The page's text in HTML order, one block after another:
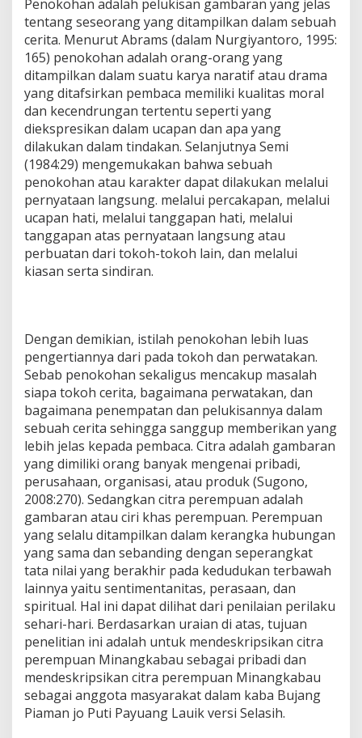
Penokohan adalah pelukisan gambaran yang jelas
tentang seseorang yang ditampilkan dalam sebuah
cerita. Menurut Abrams (dalam Nurgiyantoro, 1995:
165) penokohan adalah orang-orang yang
ditampilkan dalam suatu karya naratif atau drama
yang ditafsirkan pembaca memiliki kualitas moral
dan kecendrungan tertentu seperti yang
diekspresikan dalam ucapan dan apa yang
dilakukan dalam tindakan. Selanjutnya Semi
(1984:29) mengemukakan bahwa sebuah
penokohan atau karakter dapat dilakukan melalui
pernyataan langsung. melalui percakapan, melalui
ucapan hati, melalui tanggapan hati, melalui
tanggapan atas pernyataan langsung atau
perbuatan dari tokoh-tokoh lain, dan melalui
kiasan serta sindiran.
Dengan demikian, istilah penokohan lebih luas
pengertiannya dari pada tokoh dan perwatakan.
Sebab penokohan sekaligus mencakup masalah
siapa tokoh cerita, bagaimana perwatakan, dan
bagaimana penempatan dan pelukisannya dalam
sebuah cerita sehingga sanggup memberikan yang
lebih jelas kepada pembaca. Citra adalah gambaran
yang dimiliki orang banyak mengenai pribadi,
perusahaan, organisasi, atau produk (Sugono,
2008:270). Sedangkan citra perempuan adalah
gambaran atau ciri khas perempuan. Perempuan
yang selalu ditampilkan dalam kerangka hubungan
yang sama dan sebanding dengan seperangkat
tata nilai yang berakhir pada kedudukan terbawah
lainnya yaitu sentimentanitas, perasaan, dan
spiritual. Hal ini dapat dilihat dari penilaian perilaku
sehari-hari. Berdasarkan uraian di atas, tujuan
penelitian ini adalah untuk mendeskripsikan citra
perempuan Minangkabau sebagai pribadi dan
mendeskripsikan citra perempuan Minangkabau
sebagai anggota masyarakat dalam kaba Bujang
Piaman jo Puti Payuang Lauik versi Selasih.